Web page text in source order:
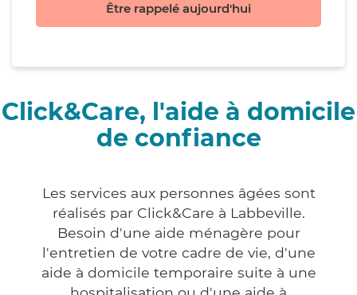
Être rappelé aujourd'hui
Click&Care, l'aide à domicile
de confiance
Les services aux personnes âgées sont
réalisés par Click&Care à Labbeville.
Besoin d'une aide ménagère pour
l'entretien de votre cadre de vie, d'une
aide à domicile temporaire suite à une